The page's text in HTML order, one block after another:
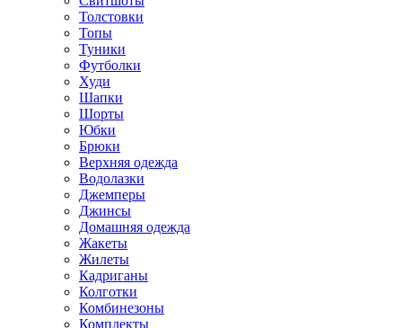
Толстовки
Топы
Туники
Футболки
Худи
Шапки
Шорты
Юбки
Брюки
Верхняя одежда
Водолазки
Джемперы
Джинсы
Домашняя одежда
Жакеты
Жилеты
Кадриганы
Колготки
Комбинезоны
Комплекты